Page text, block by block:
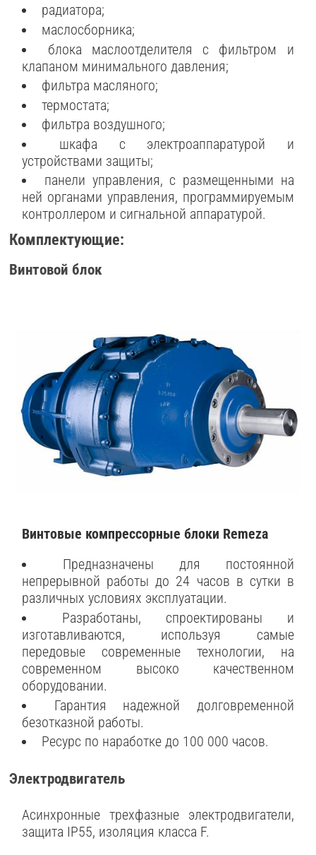
радиатора;
маслосборника;
блока маслоотделителя с фильтром и
клапаном минимального давления;
фильтра масляного;
термостата;
фильтра воздушного;
шкафа с электроаппаратурой и
устройствами защиты;
панели управления, с размещенными на
ней органами управления, программируемым
контроллером и сигнальной аппаратурой.
Комплектующие:
Винтовой блок
Винтовые компрессорные блоки Remeza
Предназначены для постоянной
непрерывной работы до 24 часов в сутки в
различных условиях эксплуатации.
Разработаны, спроектированы и
изготавливаются, используя самые
передовые современные технологии, на
современном высоко качественном
оборудовании.
Гарантия надежной долговременной
безотказной работы.
Ресурс по наработке до 100 000 часов.
Электродвигатель
Асинхронные трехфазные электродвигатели,
защита IP55, изоляция класса F.